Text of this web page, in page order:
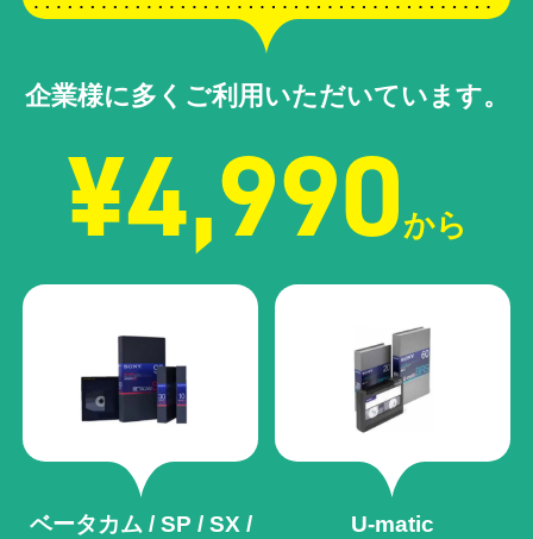
企業様に多くご利用いただいています。
¥4,990から
ベータカム / SP / SX /
U-matic